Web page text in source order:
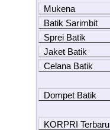
Mukena
Batik Sarimbit
Sprei Batik
Jaket Batik
Celana Batik
Dompet Batik
KORPRI Terbaru